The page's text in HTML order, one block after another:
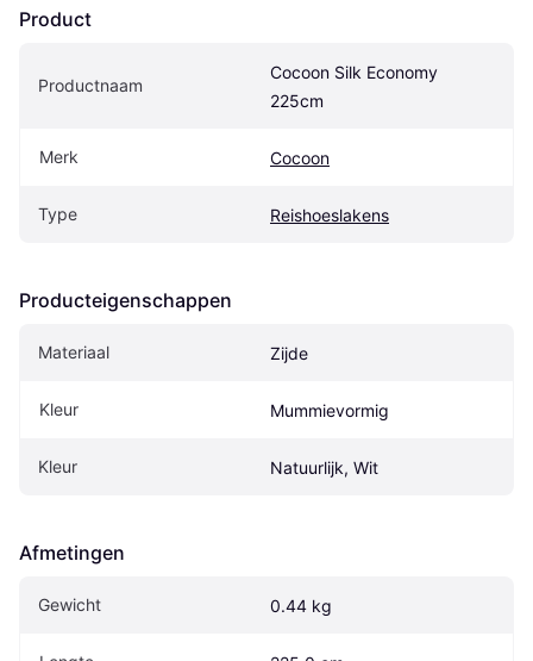
Product
Productnaam
Cocoon Silk Economy
225cm
Merk Cocoon
Type Reishoeslakens
Producteigenschappen
Materiaal Zijde
Kleur Mummievormig
Kleur Natuurlijk, Wit
Afmetingen
Gewicht 0.44 kg